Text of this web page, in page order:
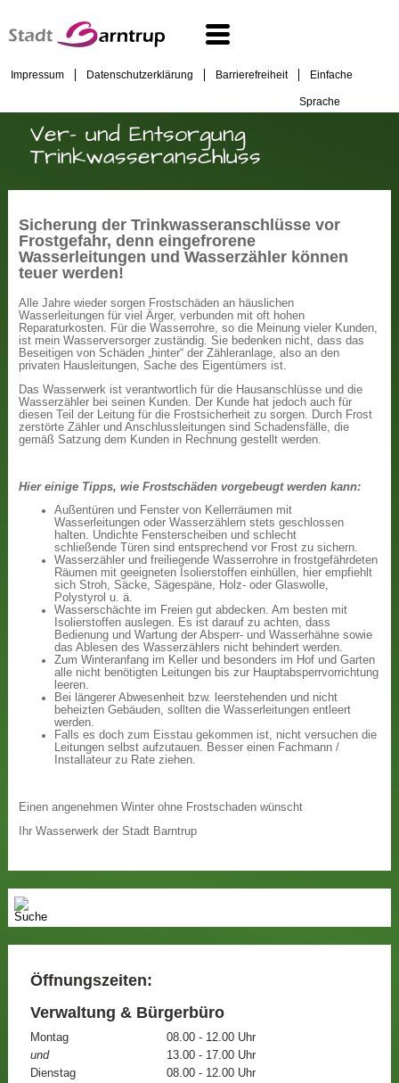
Impressum Datenschutzerklärung Barrierefreiheit Einfache
Sprache
Ver- und Entsorgung
Trinkwasseranschluss
Sicherung der Trinkwasseranschlüsse vor
Frostgefahr, denn eingefrorene
Wasserleitungen und Wasserzähler können
teuer werden!
Alle Jahre wieder sorgen Frostschäden an häuslichen
Wasserleitungen für viel Ärger, verbunden mit oft hohen
Reparaturkosten. Für die Wasserrohre, so die Meinung vieler Kunden,
ist mein Wasserversorger zuständig. Sie bedenken nicht, dass das
Beseitigen von Schäden „hinter“ der Zähleranlage, also an den
privaten Hausleitungen, Sache des Eigentümers ist.
Das Wasserwerk ist verantwortlich für die Hausanschlüsse und die
Wasserzähler bei seinen Kunden. Der Kunde hat jedoch auch für
diesen Teil der Leitung für die Frostsicherheit zu sorgen. Durch Frost
zerstörte Zähler und Anschlussleitungen sind Schadensfälle, die
gemäß Satzung dem Kunden in Rechnung gestellt werden.
Hier einige Tipps, wie Frostschäden vorgebeugt werden kann:
Außentüren und Fenster von Kellerräumen mit
Wasserleitungen oder Wasserzählern stets geschlossen
halten. Undichte Fensterscheiben und schlecht
schließende Türen sind entsprechend vor Frost zu sichern.
Wasserzähler und freiliegende Wasserrohre in frostgefährdeten
Räumen mit geeigneten Isolierstoffen einhüllen, hier empfiehlt
sich Stroh, Säcke, Sägespäne, Holz- oder Glaswolle,
Polystyrol u. ä.
Wasserschächte im Freien gut abdecken. Am besten mit
Isolierstoffen auslegen. Es ist darauf zu achten, dass
Bedienung und Wartung der Absperr- und Wasserhähne sowie
das Ablesen des Wasserzählers nicht behindert werden.
Zum Winteranfang im Keller und besonders im Hof und Garten
alle nicht benötigten Leitungen bis zur Hauptabsperrvorrichtung
leeren.
Bei längerer Abwesenheit bzw. leerstehenden und nicht
beheizten Gebäuden, sollten die Wasserleitungen entleert
werden.
Falls es doch zum Eisstau gekommen ist, nicht versuchen die
Leitungen selbst aufzutauen. Besser einen Fachmann /
Installateur zu Rate ziehen.
Einen angenehmen Winter ohne Frostschaden wünscht
Ihr Wasserwerk der Stadt Barntrup
Öffnungszeiten:
Verwaltung & Bürgerbüro
Montag
08.00 - 12.00 Uhr
und
13.00 - 17.00 Uhr
Dienstag
08.00 - 12.00 Uhr